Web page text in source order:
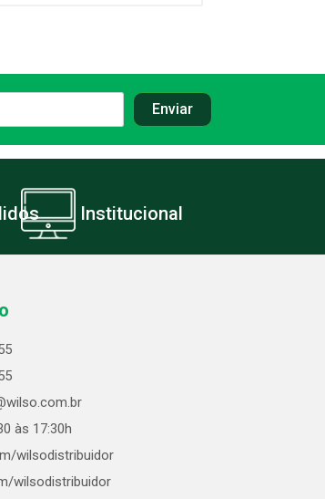
Institucional
às 17:30h
wilsodistribuidor
wilsodistribuidor